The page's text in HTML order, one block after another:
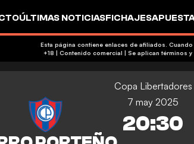
ÚLTIMAS NOTICIASFICHAJES
CULTURAGOALSTUDIO OTROS
Esta página contiene enlaces de afiliados.
+18 | Contenido comercial |
Copa Libertadores
7 may 2025
20:30